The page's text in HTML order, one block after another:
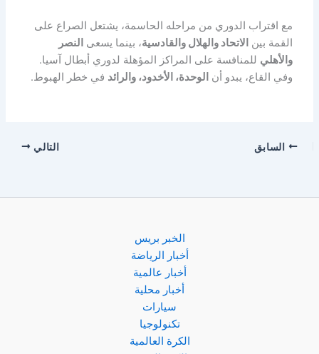
مع اقتراب الدوري من مراحله الحاسمة، يشتعل الصراع على
القمة بين الاتحاد والهلال والقادسية، بينما يسعى النصر
والأهلي للمنافسة على المراكز المؤهلة لدوري أبطال آسيا.
وفي القاع، يبدو أن الوحدة، الأخدود، والرائد في خطر الهبوط.
السابق التالي
الخبر بريس
أخبار الرياضة
أخبار عالمية
أخبار محلية
سيارات
تكنولوجيا
الكرة العالمية